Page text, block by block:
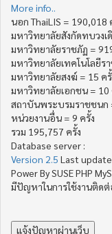
More info..
นอก ThaiLIS = 190,018
มหาวิทยาลัยสังกัดทบวงเ
มหาวิทยาลัยราชภัฏ =
มหาวิทยาลัยเทคโนโลยีร
มหาวิทยาลัยสงฆ์ = 15 ค
มหาวิทยาลัยเอกชน = 10
สถาบันพระบรมราชชนก
หน่วยงานอื่น = 9 ครั้ง
รวม 195,757 ครั้ง
Database server :
Version 2.5 Last
Power By SUSE PHP
มีปัญหาในการใช้งานติด